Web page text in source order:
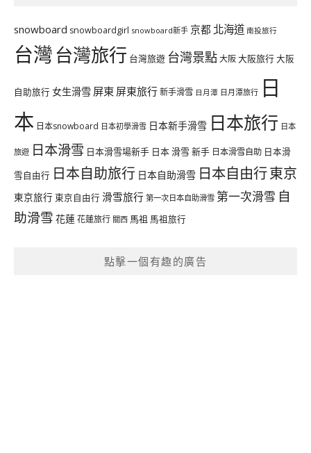
snowboard snowboardgirl snowboard新手 京都 北海道 南投旅行
台灣台灣旅行 台灣旅遊 台灣景點大阪大阪旅行大阪
自助旅行 女生滑雪 屏東 屏東旅行新手滑雪 日月潭 日月潭旅行 日
本 日本snowboard 日本初學滑雪 日本新手滑雪 日本旅行 日本
旅遊 日本滑雪 日本滑雪場新手 日本 滑雪 新手 日本滑雪自助 日本滑
雪自由行 日本自助旅行 日本自助滑雪 日本自由行東京
東京旅行 東京自由行 滑雪旅行 第一次日本自助滑雪 第一次滑雪 自
助滑雪 花蓮花蓮旅行 關西 馬祖 馬祖旅行
點擊一個有趣的廣告